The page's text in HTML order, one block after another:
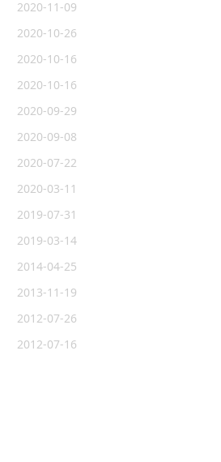
2020-11-09
2020-10-26
2020-10-16
2020-10-16
2020-09-29
2020-09-08
2020-07-22
2020-03-11
2019-07-31
2019-03-14
2014-04-25
2013-11-19
2012-07-26
2012-07-16